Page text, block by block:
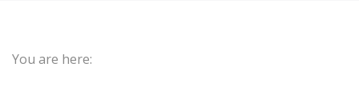
You are here: